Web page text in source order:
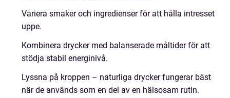
Variera smaker och ingredienser för att hålla intresset
uppe.
Kombinera drycker med balanserade måltider för att
stödja stabil energinivå.
Lyssna på kroppen – naturliga drycker fungerar bäst
när de används som en del av en hälsosam rutin.